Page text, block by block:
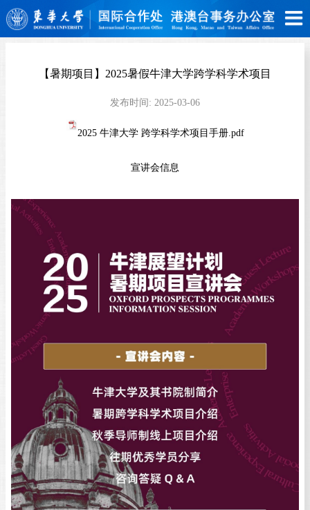
【暑期项目】2025暑假牛津大学跨学科学术项目
发布时间: 2025-03-06
2025 牛津大学 跨学科学术项目手册.pdf
宣讲会信息